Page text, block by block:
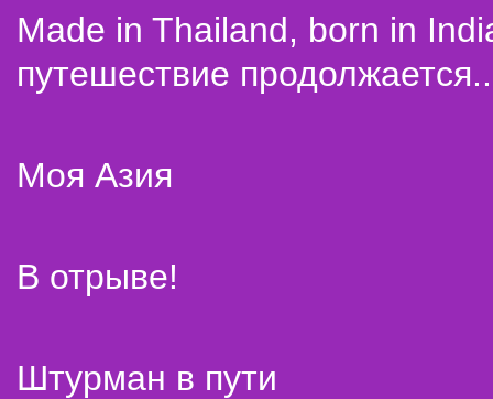
Made in Thailand, born in
путешествие
Моя Азия
В отрыве!
Штурман в пути